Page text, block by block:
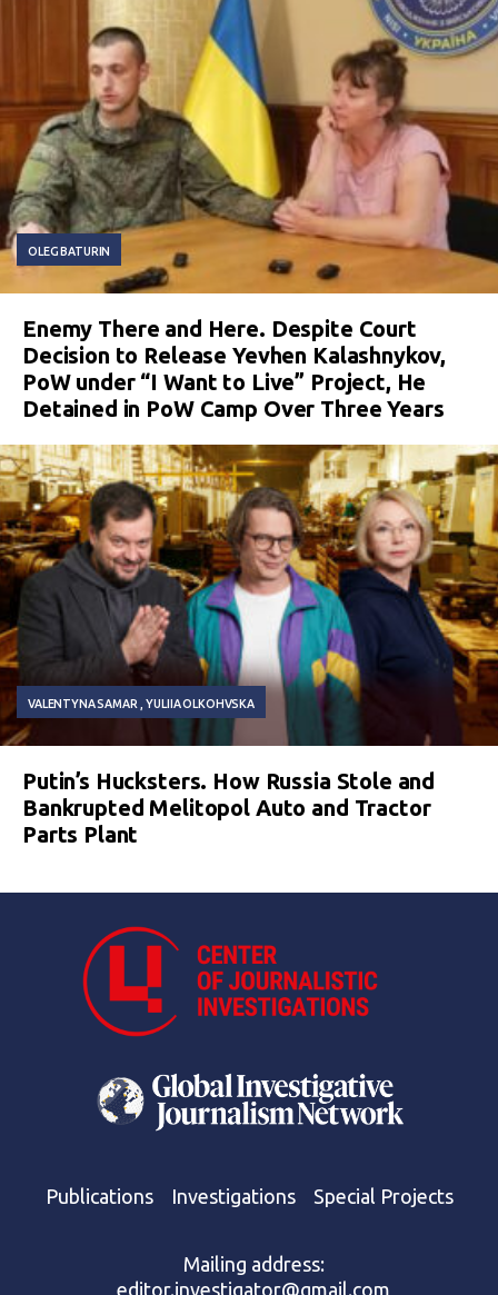
OLEG BATURIN
Enemy There and Here. Despite Court
Decision to Release Yevhen Kalashnykov,
PoW under “I Want to Live” Project, He
Detained in PoW Camp Over Three Years
VALENTYNA SAMAR YULIIA OLKOHVSKA
Putin’s Hucksters. How Russia Stole and
Bankrupted Melitopol Auto and Tractor
Parts Plant
Publications Investigations Special Projects
Mailing address:
editor.investigator@gmail.com